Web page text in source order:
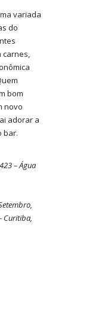
variada
do
carnes,
bom
novo
adorar a
bar.
– Água
Curitiba,